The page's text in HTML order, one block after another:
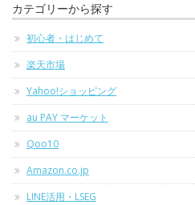
カテゴリーから探す
初心者・はじめて
楽天市場
Yahoo!ショッピング
au PAY マーケット
Qoo10
Amazon.co.jp
LINE活用・LSEG